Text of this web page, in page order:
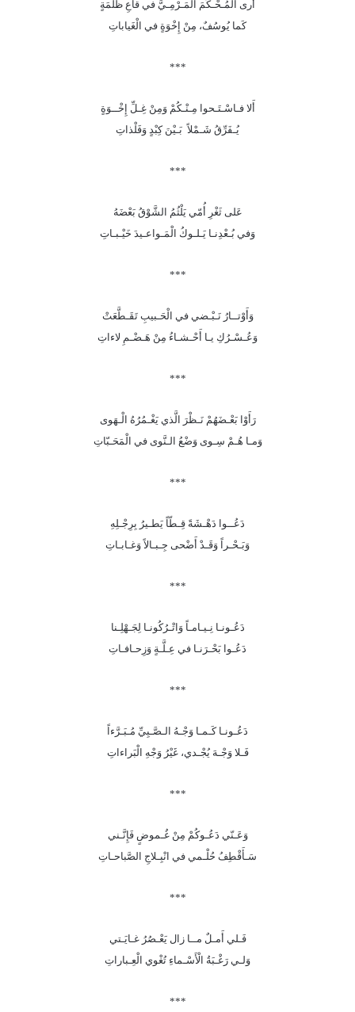
أَرى الْمُـحْـكَمَ الْمَـرْمِـيَّ في قاعِ ظُلْمَةٍ
كَما يُوسُفٌ، مِنْ إِخْوَةٍ في الْغَياباتِ
***
أَلا فـاسْـتَـحوا مِـنْـكُمْ وَمِنْ غِـلِّ إِخْــوَةٍ
يُـفَرِّقُ شَـمْلاً بَـيْنَ كِبْدٍ وَفَلْذاتِ
***
عَلى ثَغْرِ أُمّي يَلْثُمُ الشَّوْقُ بَعْضَهُ
وَفي بُـعْدِنـا يَـلـوكُ الْمَـواعـيدَ خَيْـبـاتِ
***
وَأَوْتــارُ نَـبْـضي في الْحَـبيبِ تَقَـطَّعَتْ
وَعُـسْـرُكِ يـا أَحْـشـاءُ مِنْ هَـضْـمِ لاءاتِ
***
رَأَوْا بَعْـضَهُمْ نَـظْرَ الَّذي يَغْـمُرُهُ الْـهَوى
وَمـا هُـمْ سِـوى وَضْعُ الـنَّوى في الْمَحَـبّاتِ
***
دَعُــوا دَهْـشَةً قِـطّاً يَطـيرُ بِرِجْـلِهِ
وَبَـحْـراً وَقَـدْ أَضْحى جِـبـالاً وَغـابـاتِ
***
دَعُـونـا نِـيـامـاً وَاتْـرُكُونـا لِجَـهْلِـنا
دَعُـوا بَحْـرَنـا في عِـلَّـةٍ وَزِحـافـاتِ
***
دَعُـونـا كَـمـا وَجْـهُ الـصَّـبِيِّ مُـبَـرَّءاً
فَـلا وَجْـهَ يُجْـدي، غَيْرُ وَجْهِ الْبَراءاتِ
***
وَعَـنّي دَعُـوكُمْ مِنْ غُـموضٍ فَإِنَّـني
سَـأَقْطِفُ حُلْـمي في انْبِـلاجِ الصَّباحـاتِ
***
فَـلي أَمـلٌ مــا زال يَعْـصُرُ غـايَـتي
وَلـي رَغْـبَةُ الْأَسْـماءِ تُغْوي الْعِـباراتِ
***